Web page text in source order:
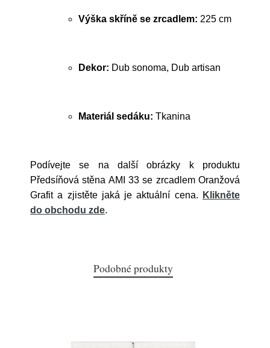
Výška skříně se zrcadlem: 225 cm
Dekor: Dub sonoma, Dub artisan
Materiál sedáku: Tkanina
Podívejte se na další obrázky k produktu
Předsíňová stěna AMI 33 se zrcadlem Oranžová
Grafit a zjistěte jaká je aktuální cena.
Klikněte
do obchodu zde.
Podobné produkty